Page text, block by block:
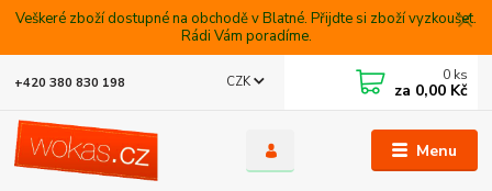
Veškeré zboží dostupné na obchodě v Blatné. Přijdte si zboží vyzkoušet.
Rádi Vám poradíme.
Menu
CZK
+420 380 830 198 0 ks
za 0,00 Kč